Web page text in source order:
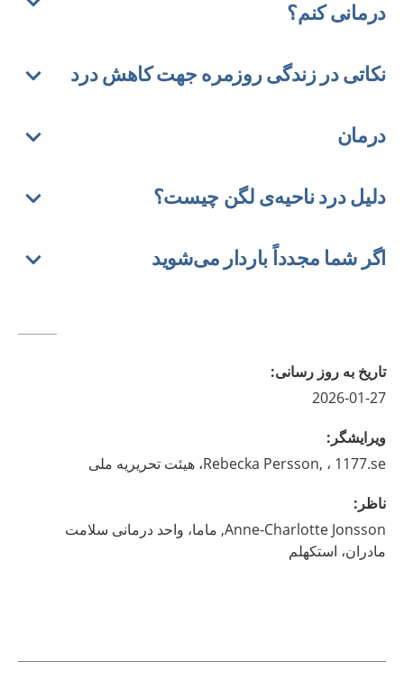
درمانی کنم؟
نکاتی در زندگی روزمره جهت کاهش درد
درمان
دلیل درد ناحیه‌ی لگن چیست؟
اگر شما مجدداً باردار می‌شوید
تاريخ به روز رسانى:
2026-01-27
ويرايشگر :
Rebecka Persson, ، 1177.se، هیئت تحریریه ملی
ناظر :
Anne-Charlotte Jonsson,
ماما، واحد درمانی سلامت
مادران، استکهلم